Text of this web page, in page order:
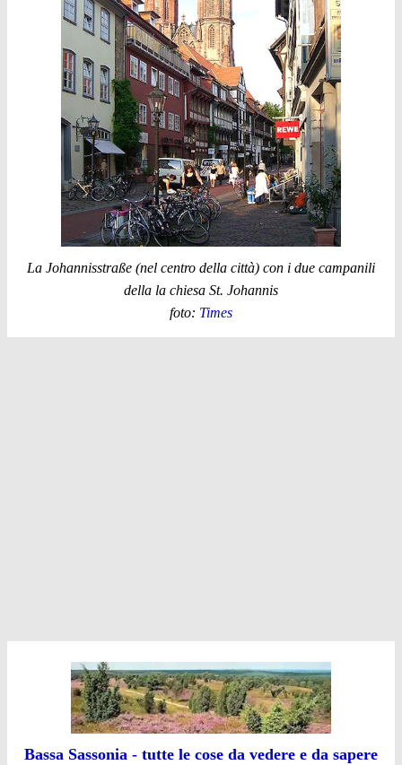
La Johannisstraße (nel centro della città) con i due campanili
della la chiesa St. Johannis
foto: Times
Bassa Sassonia - tutte le cose da vedere e da sapere